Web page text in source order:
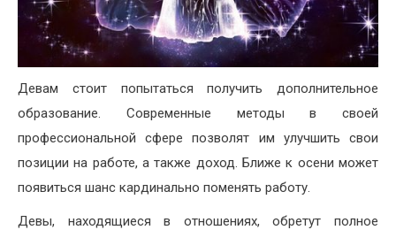
Девам стоит попытаться получить дополнительное
образование. Современные методы в своей
профессиональной сфере позволят им улучшить свои
позиции на работе, а также доход. Ближе к осени может
появиться шанс кардинально поменять работу.
Девы, находящиеся в отношениях, обретут полное